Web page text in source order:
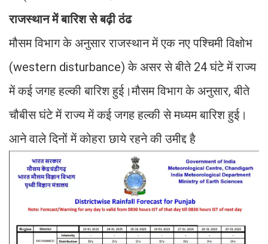
राजस्थान में बारिश से बढ़ी ठंढ
मौसम विभाग के अनुसार राजस्थान में एक नए पश्चिमी विक्षोभ
(western disturbance) के असर से बीते 24 घंटे में राज्य
में कई जगह हल्की बारिश हुई।मौसम विभाग के अनुसार, बीते
चौबीस घंटे में राज्य में कई जगह हल्की से मध्यम बारिश हुई।
आने वाले दिनों में कोहरा छाये रहने की उमीद्द है